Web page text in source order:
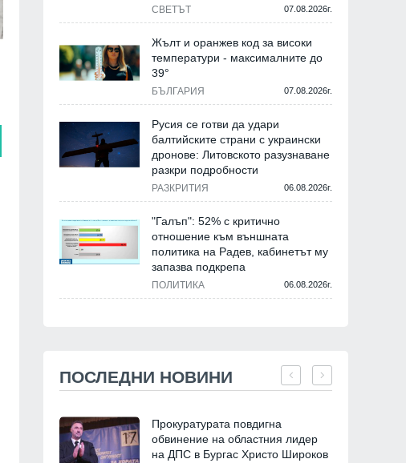
СВЕТЪТ 07.08.2026г.
Жълт и оранжев код за високи
температури - максималните до
39°
БЪЛГАРИЯ 07.08.2026г.
Русия се готви да удари
балтийските страни с украински
дронове: Литовското разузнаване
разкри подробности
РАЗКРИТИЯ 06.08.2026г.
"Галъп": 52% с критично
отношение към външната
политика на Радев, кабинетът му
запазва подкрепа
ПОЛИТИКА 06.08.2026г.
ПОСЛЕДНИ НОВИНИ
Прокуратурата повдигна
обвинение на областния лидер
на ДПС в Бургас Христо Широков